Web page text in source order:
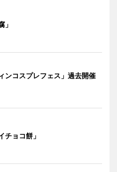
」
ンコスプレフェス」過去開催
チョコ餅」